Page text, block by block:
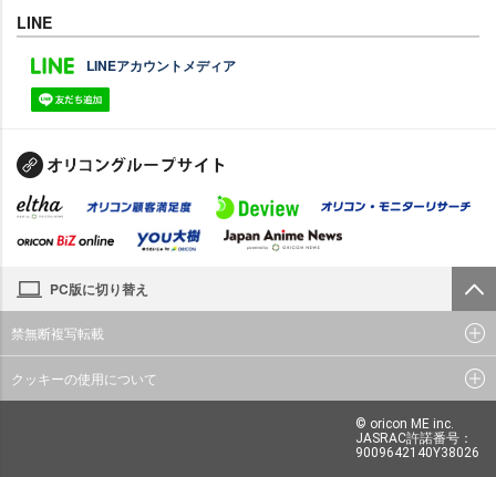
LINE
LINEアカウントメディア
PC版に切り替え
禁無断複写転載
クッキーの使用について
© oricon ME inc.
JASRAC許諾番号：
9009642140Y38026